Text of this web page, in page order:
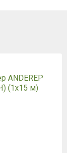
ANDEREP
(1х15 м)